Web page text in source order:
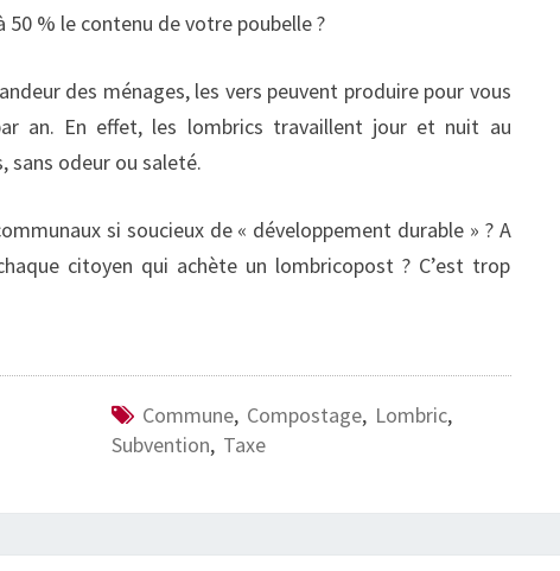
% le contenu de votre poubelle ?
des ménages, les vers peuvent produire pour vous
an. En effet, les lombrics travaillent jour et nuit au
sans odeur ou saleté.
si soucieux de « développement durable » ? A
citoyen qui achète un lombricopost ? C’est trop
Commune, Compostage, Lombric,
Subvention, Taxe